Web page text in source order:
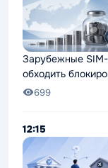
Зарубежные
обходить
699
12:15